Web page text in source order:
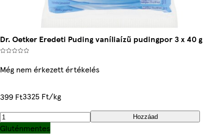
Dr. Oetker Eredeti Puding vaníliaízű pudingpor 3 x 40 g
Még nem érkezett értékelés
399 Ft3325 Ft/kg
Hozzáad
Gluténmentes